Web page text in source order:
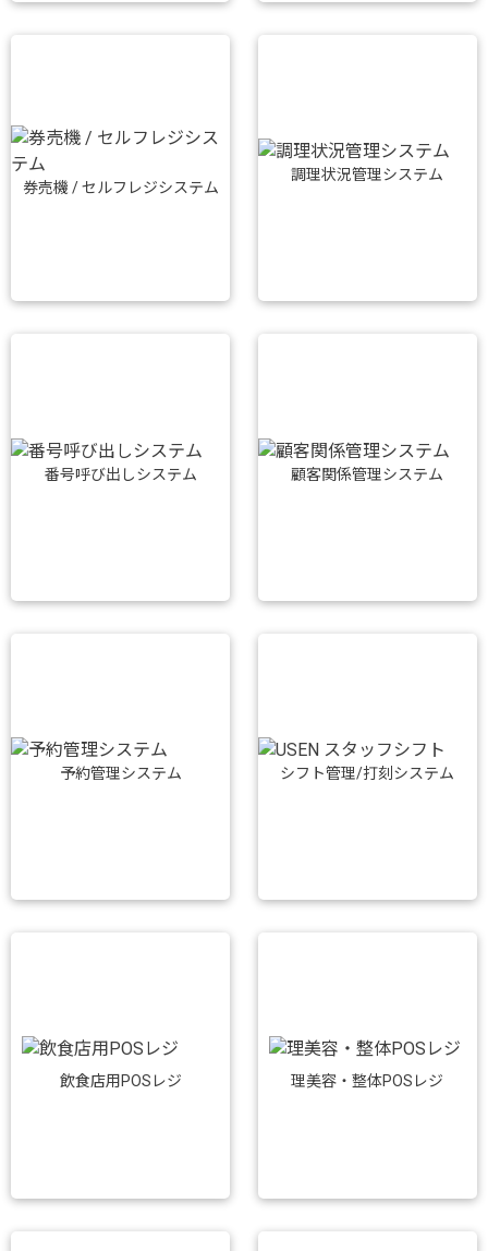
券売機 / セルフレジシステム
調理状況管理システム
番号呼び出しシステム 顧客関係管理システム
予約管理システム シフト管理/打刻システム
飲食店用POSレジ 理美容・整体POSレジ